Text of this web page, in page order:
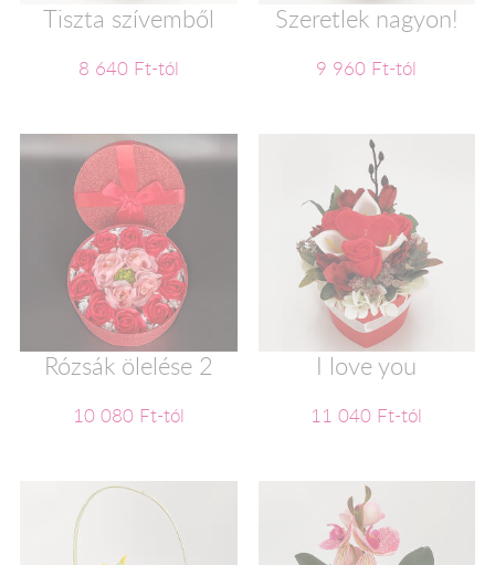
Tiszta szívemből
8 640 Ft-tól
Szeretlek nagyon!
9 960 Ft-tól
Rózsák ölelése 2
10 080 Ft-tól
I love you
11 040 Ft-tól